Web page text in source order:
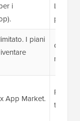
i
I piani
Costo
App Market.
temi e